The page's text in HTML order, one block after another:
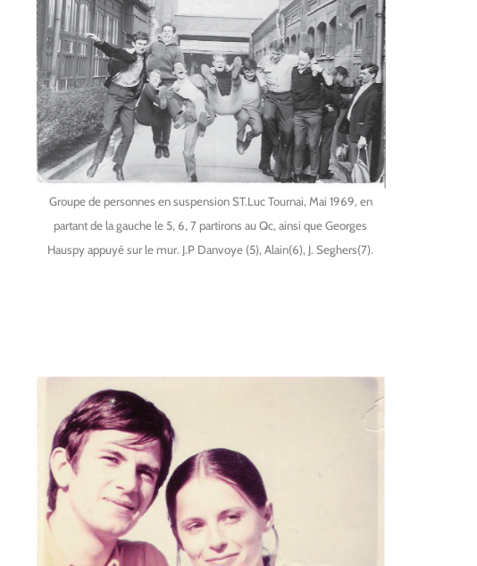
Groupe de personnes en suspension ST.Luc Tournai, Mai 1969, en
partant de la gauche le 5, 6, 7 partirons au Qc, ainsi que Georges
Hauspy appuyé sur le mur. J.P Danvoye (5), Alain(6), J. Seghers(7).